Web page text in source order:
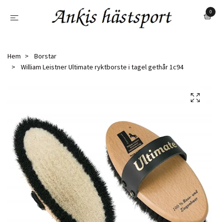
0
Hem
Borstar
William Leistner Ultimate ryktborste i tagel gethår 1c94